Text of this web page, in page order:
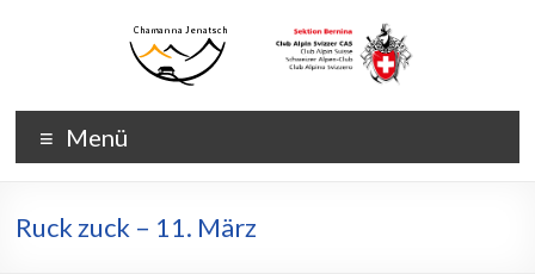
Chamanna
Jenatsch
Chamanna
Jenatsch
CAS
Menü
Ruck zuck – 11. März